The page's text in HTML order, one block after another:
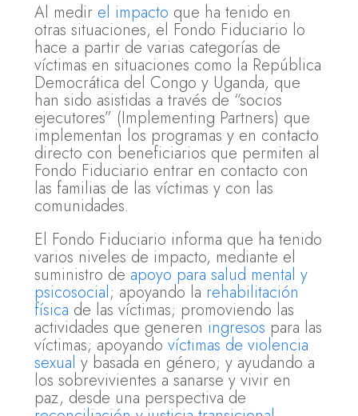
Al medir el impacto que ha tenido en
otras situaciones, el Fondo Fiduciario lo
hace a partir de varias categorías de
víctimas en situaciones como la República
Democrática del Congo y Uganda, que
han sido asistidas a través de “socios
ejecutores” (Implementing Partners) que
implementan los programas y en contacto
directo con beneficiarios que permiten al
Fondo Fiduciario entrar en contacto con
las familias de las víctimas y con las
comunidades.
El Fondo Fiduciario informa que ha tenido
varios niveles de impacto, mediante el
suministro de apoyo para salud mental y
psicosocial; apoyando la rehabilitación
física de las víctimas; promoviendo las
actividades que generen ingresos para las
víctimas; apoyando víctimas de violencia
sexual y basada en género; y ayudando a
los sobrevivientes a sanarse y vivir en
paz, desde una perspectiva de